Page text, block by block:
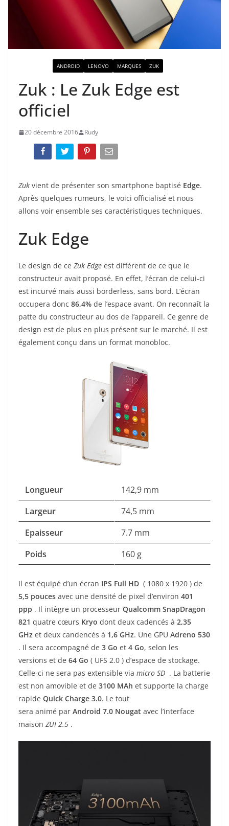
ANDROID LENOVO MARQUES ZUK
Zuk : Le Zuk Edge est
officiel
20 décembre 2016 Rudy
Zuk vient de présenter son smartphone baptisé Edge.
Après quelques rumeurs, le voici officialisé et nous
allons voir ensemble ses caractéristiques techniques.
Zuk Edge
Le design de ce Zuk Edge est différent de ce que le
constructeur avait proposé. En effet, l’écran de celui-ci
est incurvé mais aussi borderless, sans bord. L’écran
occupera donc 86,4% de l’espace avant. On reconnaît la
patte du constructeur au dos de l’appareil. Ce genre de
design est de plus en plus présent sur le marché. Il est
également conçu dans un format monobloc.
Longueur
142,9 mm
Largeur
74,5 mm
Epaisseur
7.7 mm
Poids
160 g
Il est équipé d’un écran IPS Full HD ( 1080 x 1920 ) de
5,5 pouces avec une densité de pixel d’environ 401
ppp . Il intègre un processeur Qualcomm SnapDragon
821 quatre cœurs Kryo dont deux cadencés à 2,35
GHz et deux candencés à 1,6 GHz. Une GPU Adreno 530
. Il sera accompagné de 3 Go et 4 Go, selon les
versions et de 64 Go ( UFS 2.0 ) d’espace de stockage.
Celle-ci ne sera pas extensible via micro SD . La batterie
est non amovible et de 3100 MAh et supporte la charge
rapide Quick Charge 3.0. Le tout
sera animé par Android 7.0 Nougat avec l’interface
maison ZUI 2.5 .